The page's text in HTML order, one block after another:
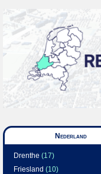
Nederland
Drenthe (17)
Friesland (10)